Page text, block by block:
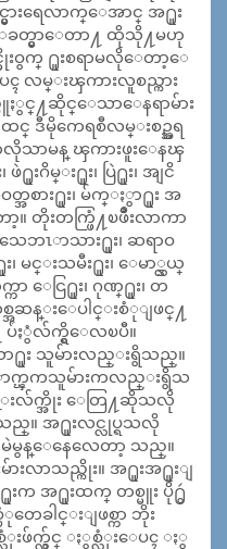
ားရေလာက္ေအာင္ အ႐ူး
တ္မွာေတာ႔ ထိုသို႔မဟု
းဝွက္ ႐ူးစရာမလိုေတာ့ေ
လမ္းၾကားလူစည္ကား
ႏွင္႔ဆိုင္ေသာေနရာမ်ား
င္ ဒီမိုကေရစီလမ္းစဥ္အရ
လိုသာမန္ ၾကားဖူးေနၾ
႐ူးဂိမ္း႐ူး၊ ပြဲ႐ူး၊ အျငိ
ဝတ္အစား႐ူး၊ မ်က္ႏွာ႐ူး အ
။ တိုးတက္ဖြံ႔ၿဖိဳးလာကာ
သေဘၤာသား႐ူး၊ ဆရာဝ
မင္းသမီး႐ူး၊ ေမာ္လ္ဒယ္
ာ ေငြ႐ူး၊ ဂုဏ္႐ူး၊ တ
အဆန္းေပါင္းစံုျဖင္႔
ပ်ံႏွံလ်က္ရွိေလၿပီ။
႐ူး သူမ်ားလည္းရွိသည္။
ာက္ၾကသူမ်ားကလည္းရွိသ
းလ်က္အိုး ေတြ႔ဆိုသလို
။ အ႐ူးလင္လုပ္ရသလို
မွန္ေနေလေတာ့ သည္။
လာသည္ကိုး။ အ႐ူးအ႐ူးျ
က အ႐ူးထက္ တစ္မူး ပို႐ွဴ
ေခါင္းျဖစ္ကာ ဘိုး
းဖ်က္လွ်င္ ႏွစ္လံုးေပၚ ႏွ